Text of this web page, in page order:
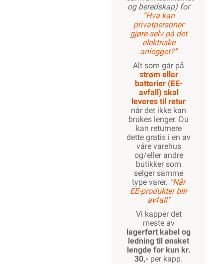
og beredskap) for
“Hva kan
privatpersoner
gjøre selv på det
elektriske
anlegget?”
Alt som går på
strøm eller
batterier (EE-
avfall) skal
leveres til retur
når det ikke kan
brukes lenger. Du
kan returnere
dette gratis i en av
våre varehus
og/eller andre
butikker som
selger samme
type varer. “Når
EE-produkter blir
avfall”
Vi kapper det
meste av
lagerført kabel og
ledning til ønsket
lengde for kun kr.
30,- per kapp.